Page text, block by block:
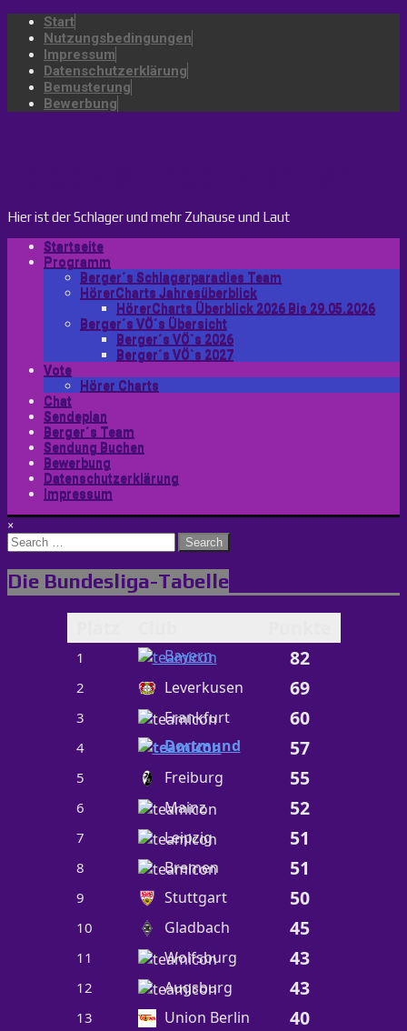
Start
Nutzungsbedingungen
Impressum
Datenschutzerklärung
Bemusterung
Bewerbung
Hier ist der Schlager und mehr Zuhause und Laut
Startseite
Programm
Berger´s Schlagerparadies Team
HörerCharts Jahresüberblick
HörerCharts Überblick 2026 Bis 29.05.2026
Berger´s VÖ´s Übersicht
Berger´s VÖ`s 2026
Berger´s VÖ`s 2027
Vote
Hörer Charts
Chat
Sendeplan
Berger´s Team
Sendung Buchen
Bewerbung
Datenschutzerklärung
Impressum
×
Search
for:
Die Bundesliga-Tabelle
1 Bayern 82
2 Leverkusen 69
3 Frankfurt 60
4 Dortmund 57
5 Freiburg 55
6 Mainz 52
7 Leipzig 51
8 Bremen 51
9 Stuttgart 50
10 Gladbach 45
11 Wolfsburg 43
12 Augsburg 43
13 Union Berlin 40